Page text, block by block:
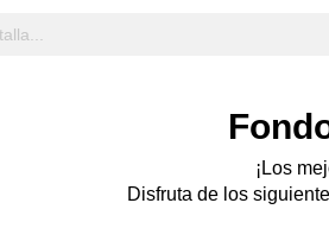
¡Los
Disfruta de los